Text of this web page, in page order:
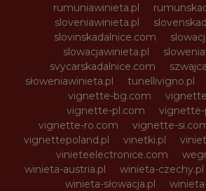
rumuniawinieta.pl
sloveniawinieta.pl
slovinskadalnice.com
slowacjawinieta.pl
svycarskadalnice.com
słoweniawinieta.pl
tunellivigno.pl
vignette-bg.com
vignette-pl.com
vignette-
vignette-ro.com
vignette-
vignettepoland.pl
vinetki.pl
vinieteelectronice.com
winieta-austria.pl
winieta-czechy.pl
winieta-słowacja.pl